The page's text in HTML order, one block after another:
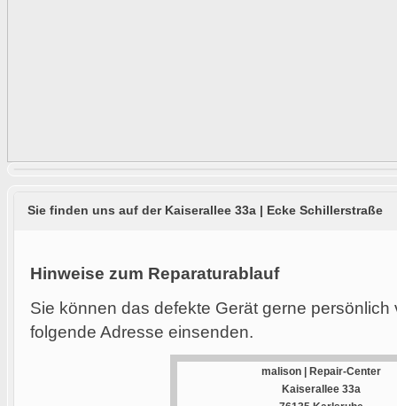
Sie finden uns auf der Kaiserallee 33a | Ecke Schillerstraße
Hinweise zum Reparaturablauf
Sie können das defekte Gerät gerne
folgende Adresse einsenden.
malison | Repair-Center
Kaiserallee 33a